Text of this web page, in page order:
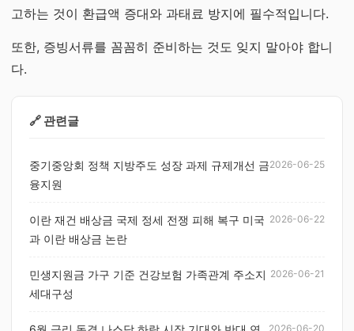
고하는 것이 환급액 증대와 과태료 방지에 필수적입니다.
또한, 증빙서류를 꼼꼼히 준비하는 것도 잊지 말아야 합니
다.
🔗 관련글
중기중앙회 정책 지방주도 성장 과제 규제개선 금
융지원
2026-06-25
이란 재건 배상금 국제 정세 전쟁 피해 복구 미국
과 이란 배상금 논란
2026-06-22
민생지원금 가구 기준 건강보험 가족관계 주소지
세대구성
2026-06-21
2026-06-20